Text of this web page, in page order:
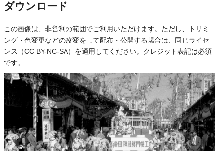
ダウンロード
この画像は、非営利の範囲でご利用いただけます。ただし、トリミ
ング・色変更などの改変をして配布・公開する場合は、同じライセ
ンス（CC BY-NC-SA）を適用してください。クレジット表記は必須
です。
※本サイトの 利用規約 も適用されます。
営利利用
不可
改変
条件付き条件付き